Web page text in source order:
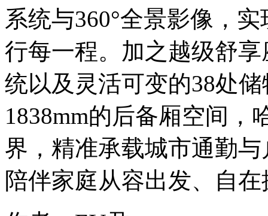
系统与360°全景影像，
行每一程。加之越级舒享
统以及灵活可变的38处
1838mm的后备厢空间，
界，精准承载城市通勤
陪伴家庭从容出发、自